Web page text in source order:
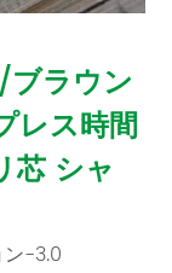
ラウン
レス時間
芯 シャ
ン-3.0